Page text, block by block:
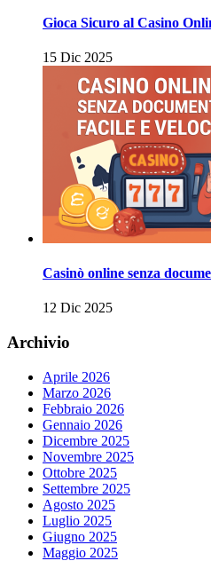
Gioca Sicuro al Casino
15 Dic 2025
Casinò online senza
12 Dic 2025
Archivio
Aprile 2026
Marzo 2026
Febbraio 2026
Gennaio 2026
Dicembre 2025
Novembre 2025
Ottobre 2025
Settembre 2025
Agosto 2025
Luglio 2025
Giugno 2025
Maggio 2025